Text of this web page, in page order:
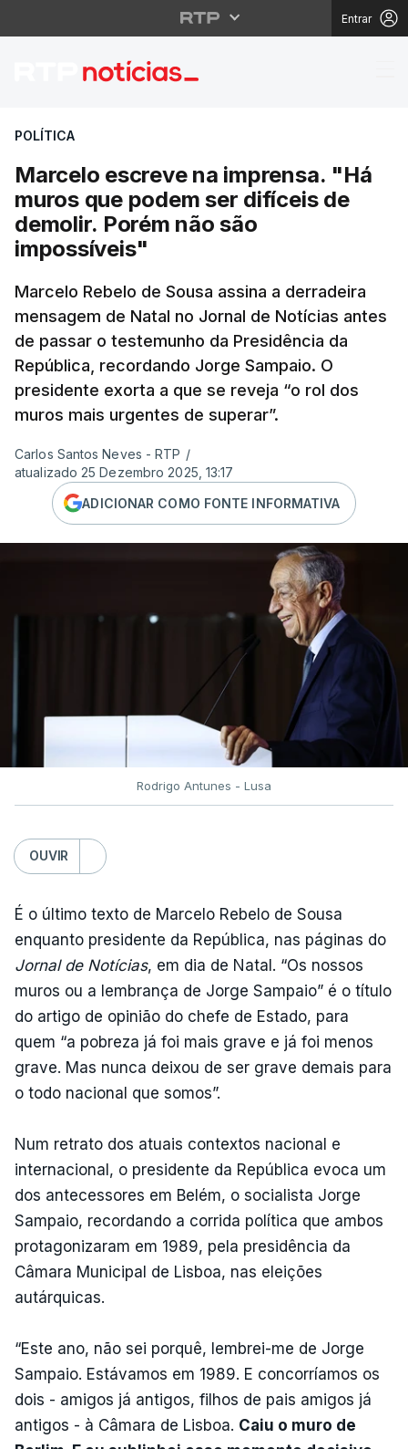
Entrar
Marcelo escreve na
POLÍTICA
Marcelo escreve na imprensa. "Há
muros que podem ser difíceis de
demolir. Porém não são
impossíveis"
Marcelo Rebelo de Sousa assina a derradeira
mensagem de Natal no Jornal de Notícias antes
de passar o testemunho da Presidência da
República, recordando Jorge Sampaio. O
presidente exorta a que se reveja “o rol dos
muros mais urgentes de superar”.
Carlos Santos Neves - RTP /
atualizado 25 Dezembro 2025, 13:17
ADICIONAR COMO FONTE INFORMATIVA
Rodrigo Antunes - Lusa
OUVIR
É o último texto de Marcelo Rebelo de Sousa
enquanto presidente da República, nas páginas do
Jornal de Notícias, em dia de Natal. “Os nossos
muros ou a lembrança de Jorge Sampaio” é o título
do artigo de opinião do chefe de Estado, para
quem “a pobreza já foi mais grave e já foi menos
grave. Mas nunca deixou de ser grave demais para
o todo nacional que somos”.
Num retrato dos atuais contextos nacional e
internacional, o presidente da República evoca um
dos antecessores em Belém, o socialista Jorge
Sampaio, recordando a corrida política que ambos
protagonizaram em 1989, pela presidência da
Câmara Municipal de Lisboa, nas eleições
autárquicas.
“Este ano, não sei porquê, lembrei-me de Jorge
Sampaio. Estávamos em 1989. E concorríamos os
dois - amigos já antigos, filhos de pais amigos já
antigos - à Câmara de Lisboa. Caiu o muro de